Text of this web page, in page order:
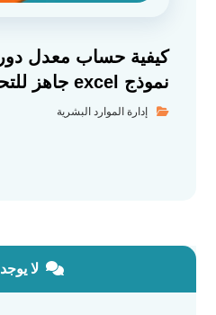
كيفية حساب معدل
نموذج excel جاهز للتحميل
إدارة الموارد البشرية
لا